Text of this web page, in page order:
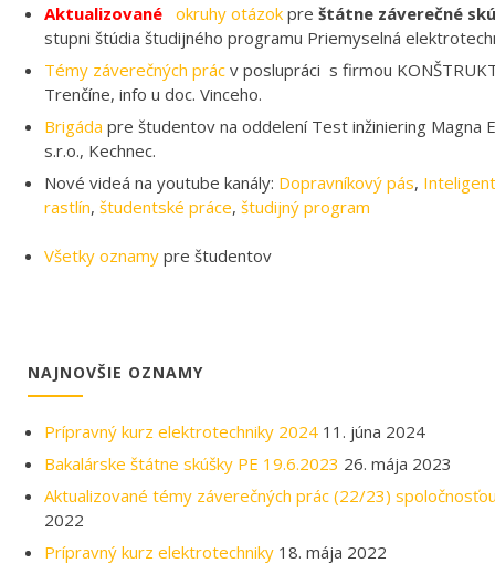
Aktualizované okruhy otázok pre štátne záverečné
stupni štúdia študijného programu Priemyselná
Témy záverečných prác v poslupráci s firmou
Trenčíne, info u doc. Vinceho.
Brigáda pre študentov na oddelení Test inžiniering Magna
s.r.o., Kechnec.
Nové videá na youtube kanály: Dopravníkový pás,
rastlín, študentské práce, študijný program
Všetky oznamy pre študentov
NAJNOVŠIE OZNAMY
Prípravný kurz elektrotechniky 2024 11. júna 2024
Bakalárske štátne skúšky PE 19.6.2023 26. mája 2023
Aktualizované témy záverečných prác (22/23)
2022
Prípravný kurz elektrotechniky 18. mája 2022